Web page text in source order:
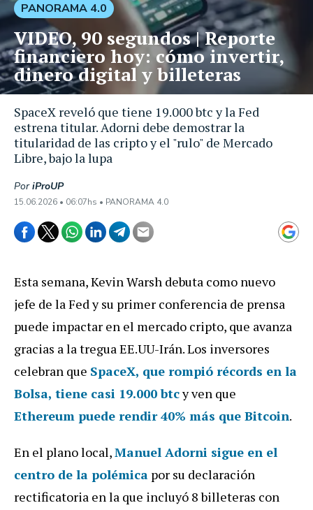
SpaceX reveló que tiene 19.000 btc y la Fed
estrena titular. Adorni debe demostrar la
titularidad de las cripto y el "rulo" de Mercado
Libre, bajo la lupa
PoriProUP
15.06.2026 • 06:07hs • PANORAMA 4.0
PANORAMA 4.0
VIDEO, 90 segundos | Reporte
financiero hoy: cómo invertir,
dinero digital y billeteras
Esta semana, Kevin Warsh debuta como nuevo
jefe de la Fed y su primer conferencia de prensa
puede impactar en el mercado cripto, que avanza
gracias a la tregua EE.UU-Irán. Los inversores
celebran que SpaceX, que rompió récords en la
Bolsa, tiene casi 19.000 btcy ven que
Ethereum puede rendir 40% más que Bitcoin.
En el plano local,Manuel Adorni sigue en el
centro de la polémica por su declaración
rectificatoria en la que incluyó 8 billeteras con